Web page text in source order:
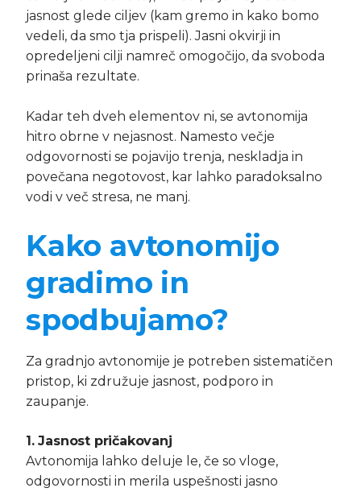
jasnost glede ciljev (kam gremo in kako bomo
vedeli, da smo tja prispeli). Jasni okvirji in
opredeljeni cilji namreč omogočijo, da svoboda
prinaša rezultate.
Kadar teh dveh elementov ni, se avtonomija
hitro obrne v nejasnost. Namesto večje
odgovornosti se pojavijo trenja, neskladja in
povečana negotovost, kar lahko paradoksalno
vodi v več stresa, ne manj.
Kako avtonomijo
gradimo in
spodbujamo?
Za gradnjo avtonomije je potreben sistematičen
pristop, ki združuje jasnost, podporo in
zaupanje.
1. Jasnost pričakovanj
Avtonomija lahko deluje le, če so vloge,
odgovornosti in merila uspešnosti jasno